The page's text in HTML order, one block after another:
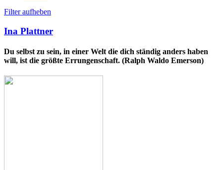
Filter aufheben
Ina Plattner
Du selbst zu sein, in einer Welt die dich ständig anders haben
will, ist die größte Errungenschaft. (Ralph Waldo Emerson)